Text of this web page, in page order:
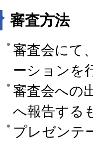
審査方法
審査会にて
ーションを
審査会への
へ報告する
プレゼンテ